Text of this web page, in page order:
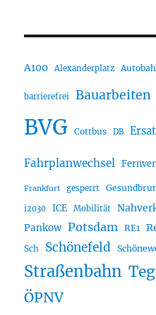
A100 Alexanderplatz
barrierefrei Bauarbeiten
BVG Cottbus DB
Fahrplanwechsel
Frankfurt gesperrt
i2030 ICE Mobilität
Pankow Potsdam RE1
Sch Schönefeld
Straßenbahn
ÖPNV